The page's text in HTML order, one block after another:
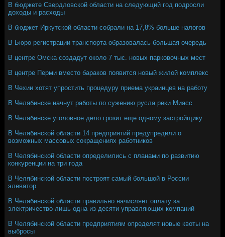
В бюджете Свердловской области на следующий год подросли
доходы и расходы
В бюджет Иркутской области собрали на 17,8% больше налогов
В Бюро регистрации транспорта образовалась большая очередь
В центре Омска создадут около 7 тыс. новых парковочных мест
В центре Перми вместо бараков появится новый жилой комплекс
В Чехии хотят упростить процедуру приема украинцев на работу
В Челябинске начнут работы по сужению русла реки Миасс
В Челябинске уголовное дело грозит еще одному застройщику
В Челябинской области 14 предприятий предупредили о
возможных массовых сокращениях работников
В Челябинской области определились с планами по развитию
конкуренции на три года
В Челябинской области построят самый большой в России
элеватор
В Челябинской области правильно начисляет оплату за
электричество лишь одна из десяти управляющих компаний
В Челябинской области предприятиям определят новые квоты на
выбросы